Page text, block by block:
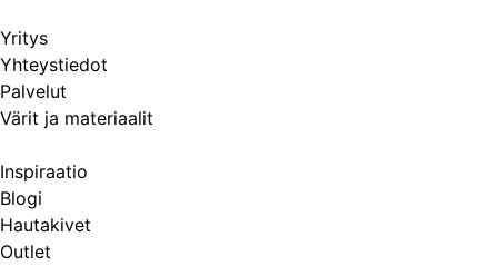
Yritys
Yhteystiedot
Palvelut
Värit ja materiaalit
Inspiraatio
Blogi
Hautakivet
Outlet